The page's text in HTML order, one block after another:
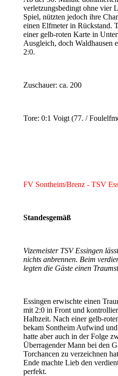
verletzungsbedingt ohne vier
Spiel, nützten jedoch ihre
einen Elfmeter in Rückstand.
einer gelb-roten Karte in
Ausgleich, doch Waldhausen
2:0.
Zuschauer: ca. 200
Tore: 0:1 Voigt (77. /
FV Sontheim/Brenz - TSV
Standesgemäß
Vizemeister TSV Essingen
nichts anbrennen. Beim
legten die Gäste einen
Essingen erwischte einen
mit 2:0 in Front und
Halbzeit. Nach einer gelb-
bekam Sontheim Aufwind
hatte aber auch in der Folge
Überragender Mann bei den
Torchancen zu verzeichnen
Ende machte Lieb den
perfekt.